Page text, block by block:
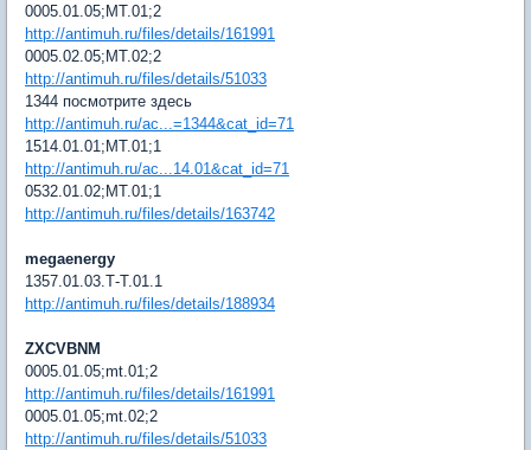
0005.01.05;МТ.01;2
http://antimuh.ru/files/details/161991
0005.02.05;МТ.02;2
http://antimuh.ru/files/details/51033
1344 посмотрите здесь
http://antimuh.ru/ac...=1344&cat_id=71
1514.01.01;МТ.01;1
http://antimuh.ru/ac...14.01&cat_id=71
0532.01.02;МТ.01;1
http://antimuh.ru/files/details/163742
megaenergy
1357.01.03.Т-Т.01.1
http://antimuh.ru/files/details/188934
ZXCVBNM
0005.01.05;mt.01;2
http://antimuh.ru/files/details/161991
0005.01.05;mt.02;2
http://antimuh.ru/files/details/51033